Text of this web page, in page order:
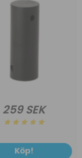
259 SEK
Köp!